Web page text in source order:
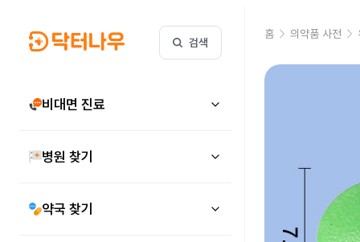
검색
비대면 진료
병원 찾기
약국 찾기
홈 의약품 사전